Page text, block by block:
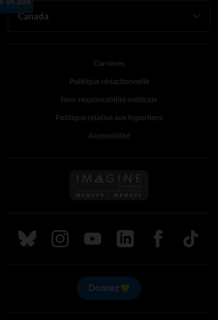
Carrières
Politique rédactionnelle
Non-responsabilité médicale
Politique relative aux hyperliens
Accessibilité
Suivez nous sur Bluesky
Suivez nous sur Instagram
Suivez nous sur Youtube
Suivez nous sur LinkedIn
Suivez nous sur
TikTok
Donnez